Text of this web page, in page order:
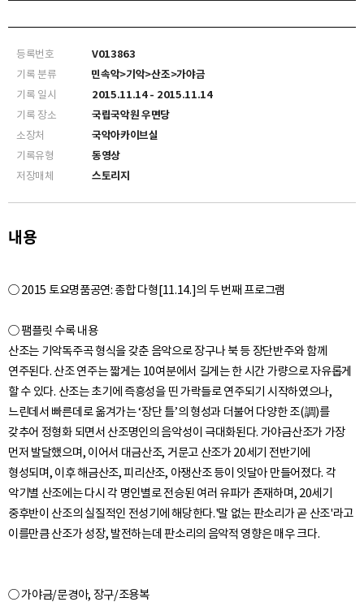
등록번호
V013863
기록 분류
민속악>기악>산조>가야금
기록 일시
2015.11.14 - 2015.11.14
기록 장소
국립국악원 우면당
소장처
국악아카이브실
기록유형
동영상
저장매체
스토리지
내용
○ 2015 토요명품공연: 종합 다형[11.14.]의 두 번째 프로그램
○ 팸플릿 수록 내용
산조는 기악독주곡 형식을 갖춘 음악으로 장구나 북 등 장단반주와 함께
연주된다. 산조 연주는 짧게는 10여분에서 길게는 한 시간 가량으로 자유롭게
할 수 있다. 산조는 초기에 즉흥성을 띤 가락들로 연주되기 시작하였으나,
느린데서 빠른데로 옮겨가는 ‘장단 틀’의 형성과 더불어 다양한 조(調)를
갖추어 정형화 되면서 산조명인의 음악성이 극대화된다. 가야금산조가 가장
먼저 발달했으며, 이어서 대금산조, 거문고 산조가 20세기 전반기에
형성되며, 이후 해금산조, 피리산조, 아쟁산조 등이 잇달아 만들어졌다. 각
악기별 산조에는 다시 각 명인별로 전승된 여러 유파가 존재하며, 20세기
중후반이 산조의 실질적인 전성기에 해당한다.'말 없는 판소리가 곧 산조'라고
○ 가야금/문경아, 장구/조용복